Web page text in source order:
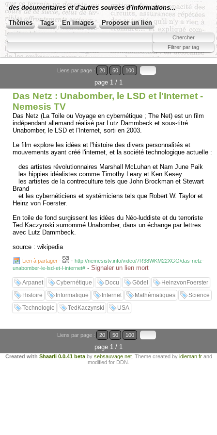
des documentaires et d'autres sources d'informations...
Thèmes Tags En images Proposer un lien
Liens par page : 20 50 100
page 1 / 1
Das Netz : Unabomber, le LSD et l'Internet -
Nemesis TV
Das Netz (La Toile ou Voyage en cybernétique ; The Net) est un film
indépendant allemand réalisé par Lutz Dammbeck et sous-titré
Unabomber, le LSD et l'Internet, sorti en 2003.
Le film explore les idées et l'histoire des divers personnalités et
mouvements ayant créé l'internet, et la société technologique actuelle :
des artistes révolutionnaires Marshall McLuhan et Nam June Paik
les hippies idéalistes comme Timothy Leary et Ken Kesey
les artistes de la contreculture tels que John Brockman et Stewart
Brand
et les cybernéticiens et systémiciens tels que Robert W. Taylor et
Heinz von Foerster.
En toile de fond surgissent les idées du Néo-luddiste et du terroriste
Ted Kaczynski surnommé Unabomber, dans un échange par lettres
avec Lutz Dammbeck.
source : wikipedia
Lien à partager - - http://nemesistv.info/video/7R38WKM22XGG/das-netz-
unabomber-le-lsd-et-l-internet# - Signaler un lien mort
Arpanet Cybernétique Docu Gödel
HeinzvonFoerster
Histoire
Informatique Internet Mathématiques
Science
Technologie
TedKaczynski USA
Liens par page : 20 50 100
page 1 / 1
Created with Shaarli 0.0.41 betaby sebsauvage.net. Theme created by idleman.frand
modified for DDN.